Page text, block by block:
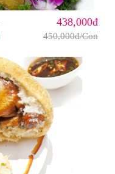
438,000đ
450,000đ/Con